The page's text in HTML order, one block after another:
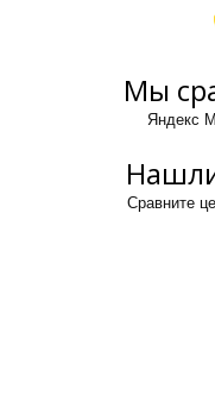
Мы
Яндекс
Сравните